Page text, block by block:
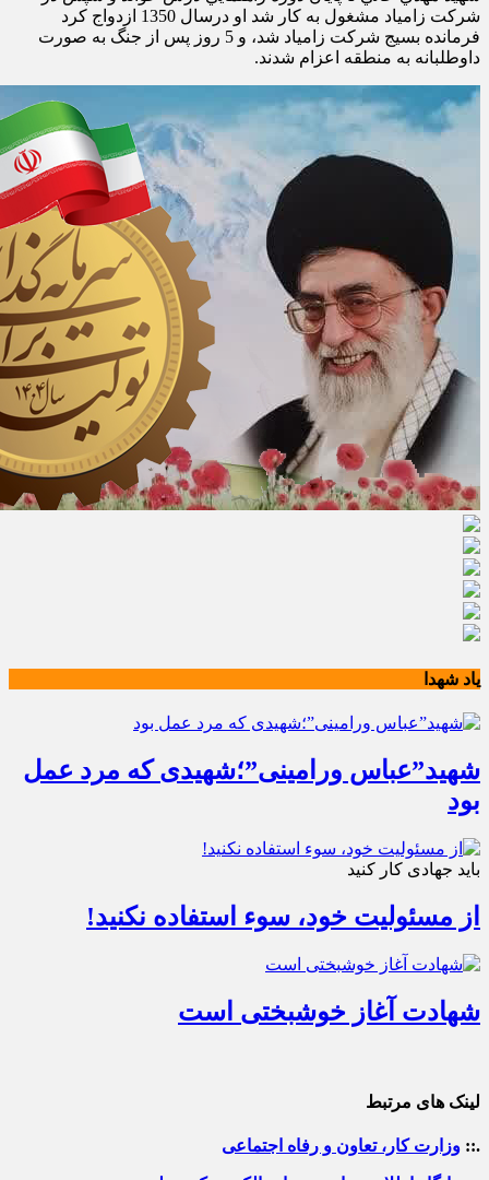
شركت زامياد مشغول به كار شد او درسال 1350 ازدواج كرد
فرمانده بسيج شركت زامياد شد، و 5 روز پس از جنگ به صورت
داوطلبانه به منطقه اعزام شدند.
یاد شهدا
شهید”عباس ورامینی”؛شهیدی که مرد عمل
بود
باید جهادی کار کنید
از مسئولیت خود، سوء استفاده نکنید!
شهادت آغاز خوشبختی است
لینک های مرتبط
.:: وزارت کار، تعاون و رفاه اجتماعی